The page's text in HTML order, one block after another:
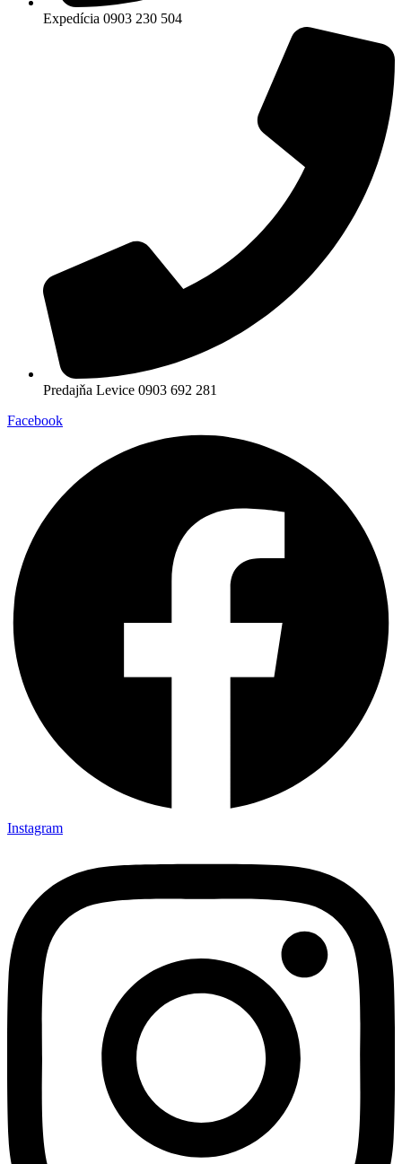
Expedícia 0903 230 504
Predajňa Levice 0903 692 281
Facebook
Instagram